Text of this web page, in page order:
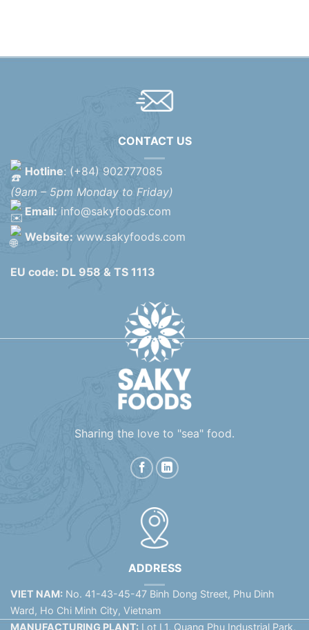
CONTACT US
Hotline: (+84) 902777085
(9am – 5pm Monday to Friday)
Email: info@sakyfoods.com
Website: www.sakyfoods.com
EU code: DL 958 & TS 1113
Sharing the love to "sea" food.
ADDRESS
VIET NAM: No. 41-43-45-47 Binh Dong Street, Phu Dinh
Ward, Ho Chi Minh City, Vietnam
MANUFACTURING PLANT: Lot L1, Quang Phu Industrial Park,